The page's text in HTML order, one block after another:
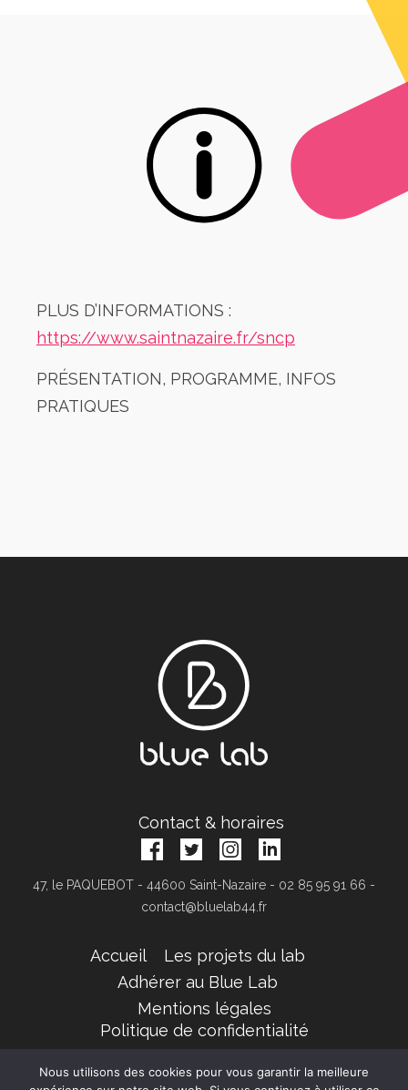
PLUS D’INFORMATIONS :
https://www.saintnazaire.fr/sncp
PRÉSENTATION, PROGRAMME, INFOS
PRATIQUES
Accueil
Les projets du lab
Adhérer au Blue Lab
Mentions légales
Politique de confidentialité
© 2019 Blue Lab. Tous droits réservés.
Contact & horaires
47, le PAQUEBOT - 44600 Saint-Nazaire - 02 85 95 91 66 -
contact@bluelab44.fr
Nous utilisons des cookies pour vous garantir la meilleure